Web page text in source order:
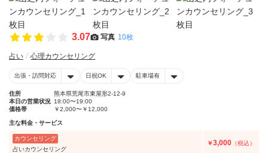
3.07 写真 10枚
占い 心理カウンセリング
出張・訪問対応 日祝OK 駐車場有
住所
熊本県荒尾市東屋形2-12-9
本日の営業状況 18:00〜19:00
価格帯
￥2,000〜￥12,000
主な料金・サービス
カウンセリング
占いカウンセリング
￥3,000 （税込）